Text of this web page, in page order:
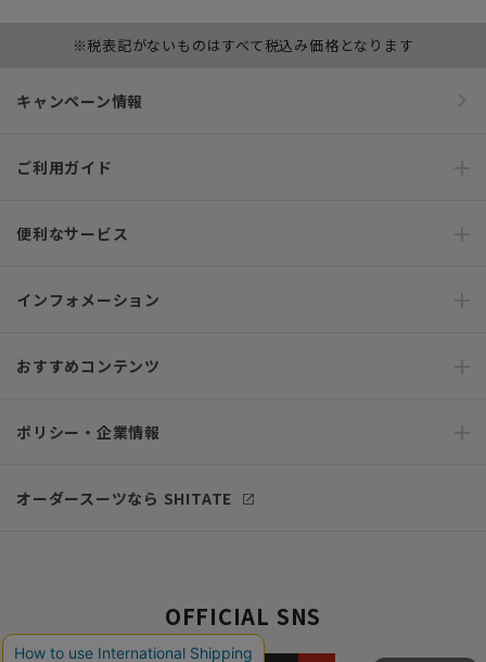
※税表記がないものはすべて税込み価格となります
キャンペーン情報
ご利用ガイド
便利なサービス
インフォメーション
おすすめコンテンツ
ポリシー・企業情報
オーダースーツなら SHITATE
OFFICIAL SNS